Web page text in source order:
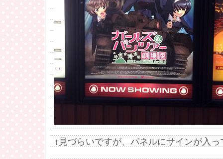
↑見づらいですが、パネルにサインが入っ